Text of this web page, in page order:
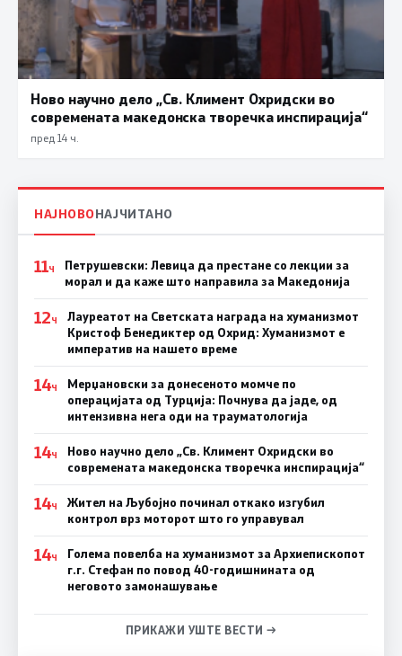
Ново научно дело „Св. Климент Охридски во
современата македонска творечка инспирација“
пред 14 ч.
НАЈНОВОНАЈЧИТАНО
11Ч
Петрушевски: Левица да престане со лекции за
морал и да каже што направила за Македонија
12Ч
Лауреатот на Светската награда на хуманизмот
Кристоф Бенедиктер од Охрид: Хуманизмот е
императив на нашето време
14Ч
Мерџановски за донесеното момче по
операцијата од Турција: Почнува да јаде, од
интензивна нега оди на трауматологија
14Ч
Ново научно дело „Св. Климент Охридски во
современата македонска творечка инспирација“
14Ч
Жител на Љубојно починал откако изгубил
контрол врз моторот што го управувал
14Ч
Голема повелба на хуманизмот за Архиепископот
г.г. Стефан по повод 40-годишнината од
неговото замонашување
ПРИКАЖИ УШТЕ ВЕСТИ →